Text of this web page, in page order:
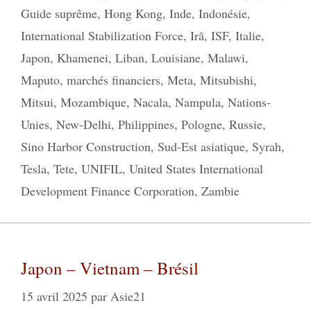
Guide suprême, Hong Kong, Inde, Indonésie,
International Stabilization Force, Irã, ISF, Italie,
Japon, Khamenei, Liban, Louisiane, Malawi,
Maputo, marchés financiers, Meta, Mitsubishi,
Mitsui, Mozambique, Nacala, Nampula, Nations-
Unies, New-Delhi, Philippines, Pologne, Russie,
Sino Harbor Construction, Sud-Est asiatique, Syrah,
Tesla, Tete, UNIFIL, United States International
Development Finance Corporation, Zambie
Japon – Vietnam – Brésil
15 avril 2025 par Asie21